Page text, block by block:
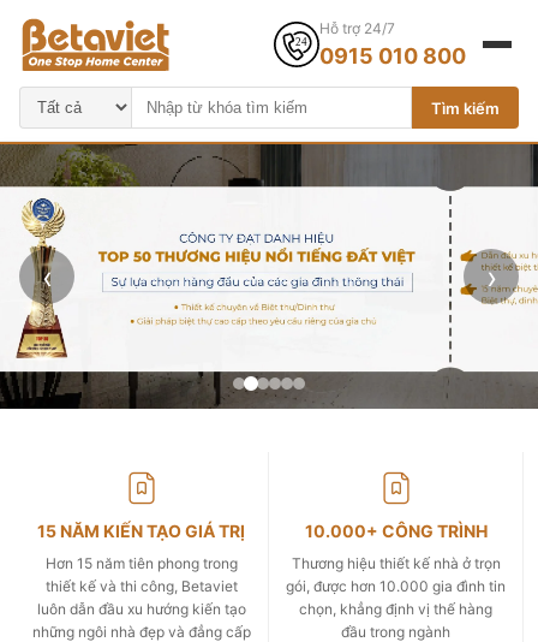
Tìm kiếm
Hỗ trợ 24/7
0915 010 800
‹ ›
15 NĂM KIẾN TẠO GIÁ TRỊ
Hơn 15 năm tiên phong trong
thiết kế và thi công, Betaviet
luôn dẫn đầu xu hướng kiến tạo
những ngôi nhà đẹp và đẳng cấp
10.000+ CÔNG TRÌNH
Thương hiệu thiết kế nhà ở trọn
gói, được hơn 10.000 gia đình tin
chọn, khẳng định vị thế hàng
đầu trong ngành